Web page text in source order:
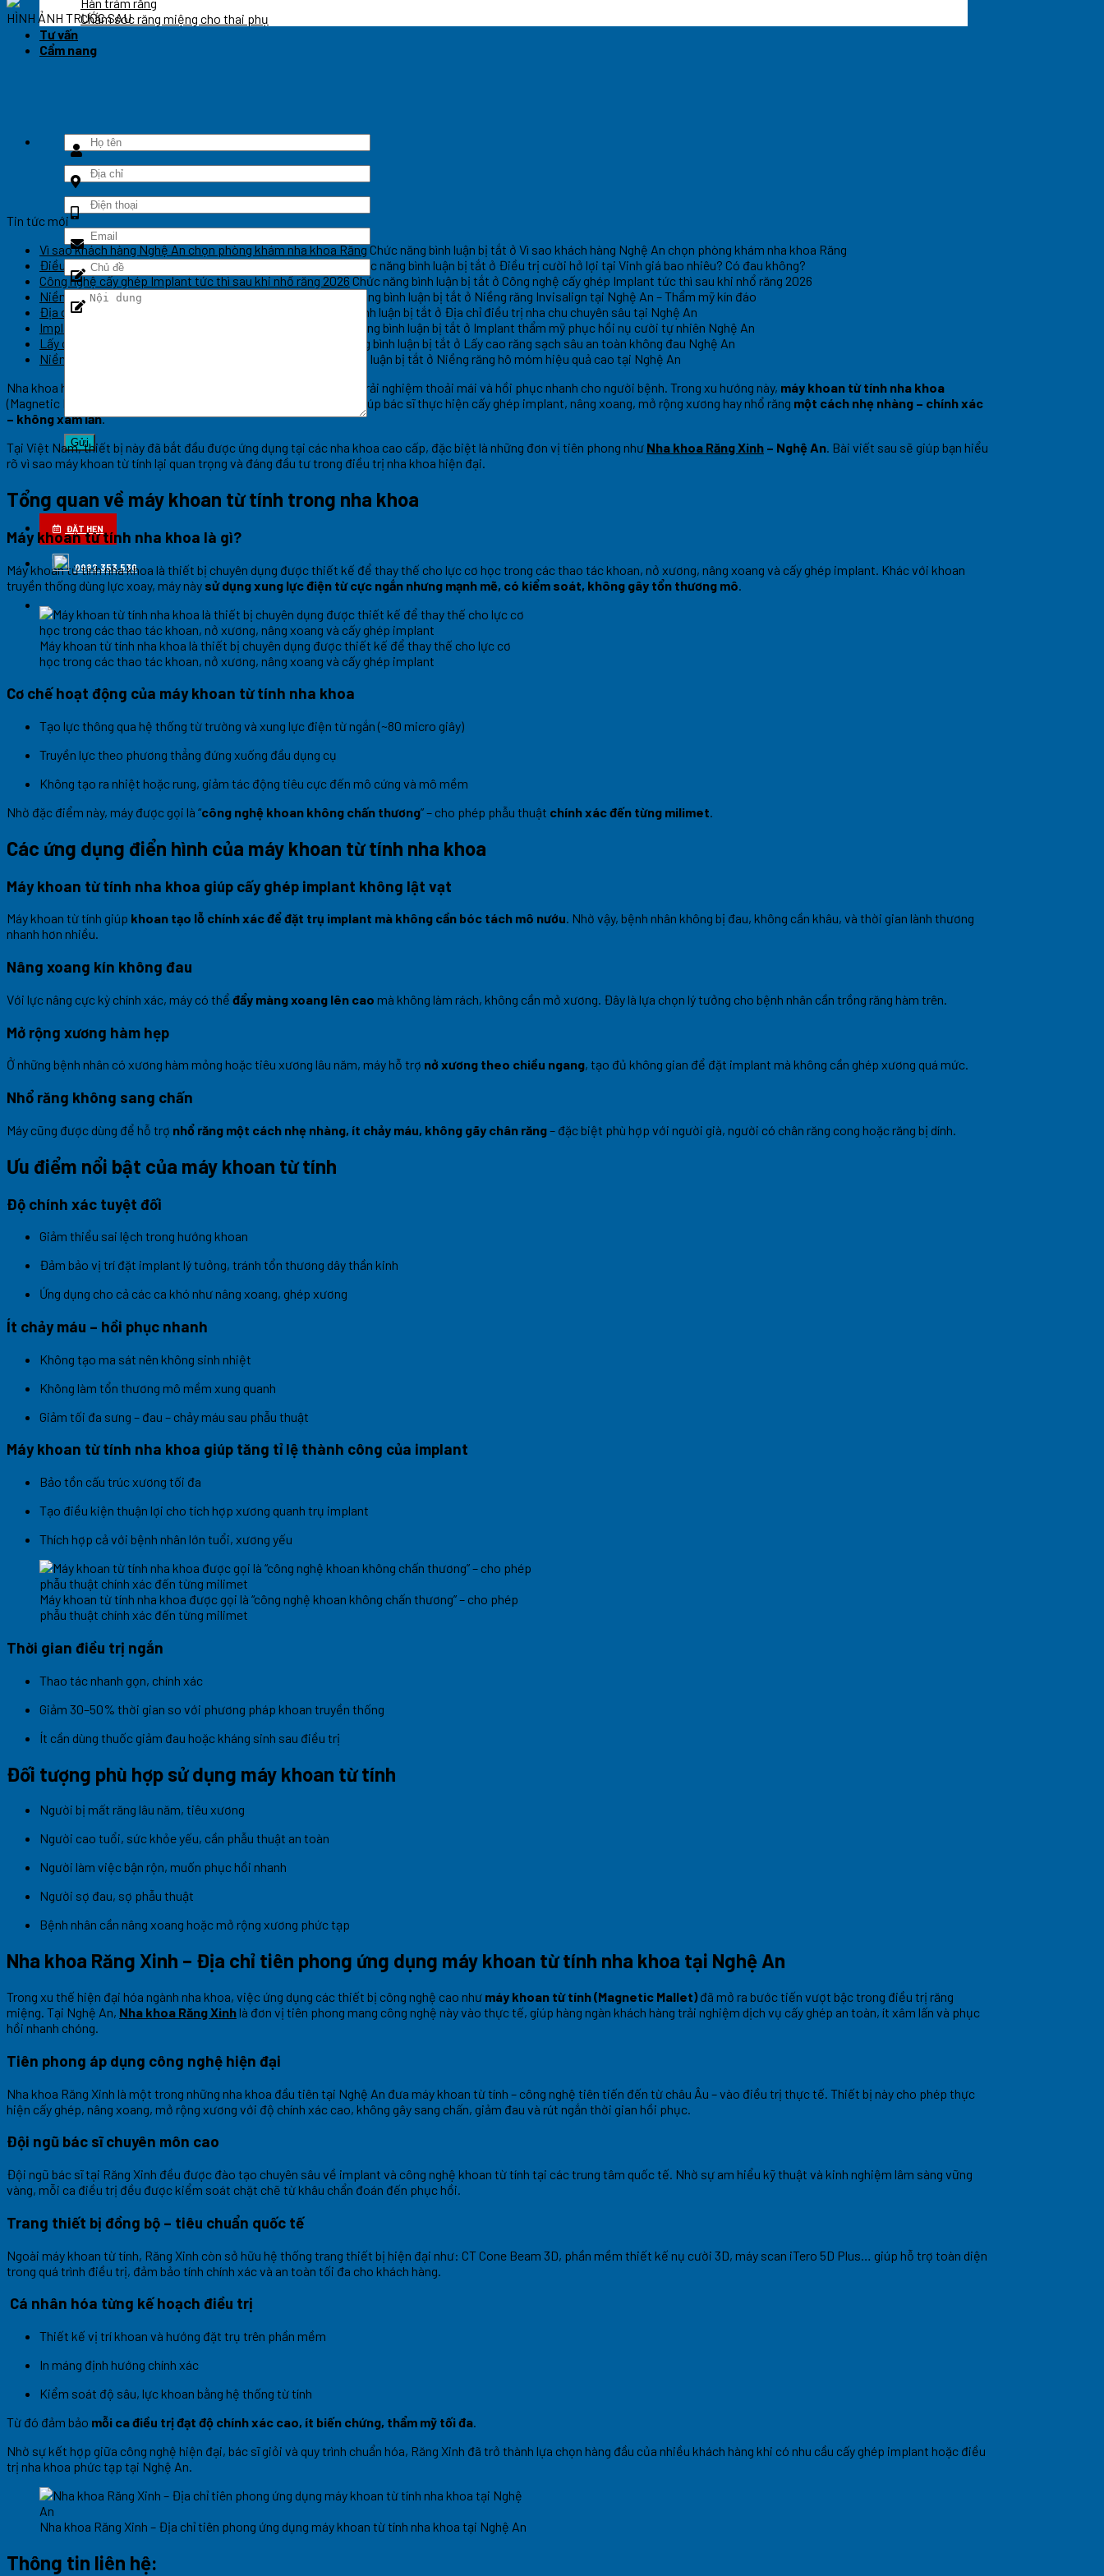
Chăm sóc răng miệng cho thai phụ
Tư vấn
Cẩm nang
ĐẶT HẸN
0982.353.536
HÌNH ẢNH TRƯỚC SAU
Tin tức mới
Vì sao khách hàng Nghệ An chọn phòng khám nha khoa RăngChức năng bình luận bị tắt ở Vì sao khách hàng Nghệ An chọn phòng khám nha khoa Răng
Điều trị cười hở lợi tại Vinh giá bao nhiêu? Có đau không?Chức năng bình luận bị tắt ở Điều trị cười hở lợi tại Vinh giá bao nhiêu? Có đau không?
Công nghệ cấy ghép Implant tức thì sau khi nhổ răng 2026Chức năng bình luận bị tắt ở Công nghệ cấy ghép Implant tức thì sau khi nhổ răng 2026
Niềng răng Invisalign tại Nghệ An – Thẩm mỹ kín đáo
Chức năng bình luận bị tắt ở Niềng răng Invisalign tại Nghệ An – Thẩm mỹ kín đáo
Địa chỉ điều trị nha chu chuyên sâu tại Nghệ An
Chức năng bình luận bị tắt ở Địa chỉ điều trị nha chu chuyên sâu tại Nghệ An
Implant thẩm mỹ phục hồi nụ cười tự nhiên Nghệ An
Chức năng bình luận bị tắt ở Implant thẩm mỹ phục hồi nụ cười tự nhiên Nghệ An
Lấy cao răng sạch sâu an toàn không đau Nghệ An
Chức năng bình luận bị tắt ở Lấy cao răng sạch sâu an toàn không đau Nghệ An
Niềng răng hô móm hiệu quả cao tại Nghệ An
Chức năng bình luận bị tắt ở Niềng răng hô móm hiệu quả cao tại Nghệ An
Nha khoa hiện đại không chỉ dừng lại ở điều trị mà còn hướng đến trải nghiệm thoải mái và hồi phục nhanh cho người bệnh. Trong xu hướng này, máy khoan từ tính nha khoa
(Magnetic Mallet) được xem là một bước tiến công nghệ đột phá, giúp bác sĩ thực hiện cấy ghép implant, nâng xoang, mở rộng xương hay nhổ răng một cách nhẹ nhàng – chính xác
– không xâm lấn.
Tại Việt Nam, thiết bị này đã bắt đầu được ứng dụng tại các nha khoa cao cấp, đặc biệt là những đơn vị tiên phong như Nha khoa Răng Xinh – Nghệ An. Bài viết sau sẽ giúp bạn hiểu
rõ vì sao máy khoan từ tính lại quan trọng và đáng đầu tư trong điều trị nha khoa hiện đại.
Tổng quan về máy khoan từ tính trong nha khoa
Máy khoan từ tính nha khoa là gì?
Máy khoan từ tính nha khoa là thiết bị chuyên dụng được thiết kế để thay thế cho lực cơ học trong các thao tác khoan, nở xương, nâng xoang và cấy ghép implant. Khác với khoan
truyền thống dùng lực xoay, máy này sử dụng xung lực điện từ cực ngắn nhưng mạnh mẽ, có kiểm soát, không gây tổn thương mô
Máy khoan từ tính nha khoa là thiết bị chuyên dụng được thiết kế để thay thế cho lực cơ
học trong các thao tác khoan, nở xương, nâng xoang và cấy ghép implant
Cơ chế hoạt động của máy khoan từ tính nha khoa
Tạo lực thông qua hệ thống từ trường và xung lực điện từ ngắn (~80 micro giây)
Truyền lực theo phương thẳng đứng xuống đầu dụng cụ
Không tạo ra nhiệt hoặc rung, giảm tác động tiêu cực đến mô cứng và mô mềm
Nhờ đặc điểm này, máy được gọi là “công nghệ khoan không chấn thương” – cho phép phẫu thuật chính xác đến từng milimet.
Các ứng dụng điển hình của máy khoan từ tính nha khoa
Máy khoan từ tính nha khoa giúp cấy ghép implant không lật vạt
Máy khoan từ tính giúp khoan tạo lỗ chính xác để đặt trụ implant mà không cần bóc tách mô nướu. Nhờ vậy, bệnh nhân không bị đau, không cần khâu, và thời gian lành thương
nhanh hơn nhiều.
Nâng xoang kín không đau
Với lực nâng cực kỳ chính xác, máy có thể đẩy màng xoang lên cao mà không làm rách, không cần mở xương. Đây là lựa chọn lý tưởng cho bệnh nhân cần trồng răng hàm trên.
Mở rộng xương hàm hẹp
Ở những bệnh nhân có xương hàm mỏng hoặc tiêu xương lâu năm, máy hỗ trợ nở xương theo chiều ngang, tạo đủ không gian để đặt implant mà không cần ghép xương quá mức.
Nhổ răng không sang chấn
Máy cũng được dùng để hỗ trợ nhổ răng một cách nhẹ nhàng, ít chảy máu, không gãy chân răng– đặc biệt phù hợp với người già, người có chân răng cong hoặc răng bị dính.
Ưu điểm nổi bật của máy khoan từ tính
Độ chính xác tuyệt đối
Giảm thiểu sai lệch trong hướng khoan
Đảm bảo vị trí đặt implant lý tưởng, tránh tổn thương dây thần kinh
Ứng dụng cho cả các ca khó như nâng xoang, ghép xương
Ít chảy máu – hồi phục nhanh
Không tạo ma sát nên không sinh nhiệt
Không làm tổn thương mô mềm xung quanh
Giảm tối đa sưng – đau – chảy máu sau phẫu thuật
Máy khoan từ tính nha khoa giúp tăng tỉ lệ thành công của implant
Bảo tồn cấu trúc xương tối đa
Tạo điều kiện thuận lợi cho tích hợp xương quanh trụ implant
Thích hợp cả với bệnh nhân lớn tuổi, xương yếu
Máy khoan từ tính nha khoa được gọi là “công nghệ khoan không chấn thương” – cho phép
phẫu thuật chính xác đến từng milimet
Thời gian điều trị ngắn
Thao tác nhanh gọn, chính xác
Giảm 30–50% thời gian so với phương pháp khoan truyền thống
Ít cần dùng thuốc giảm đau hoặc kháng sinh sau điều trị
Đối tượng phù hợp sử dụng máy khoan từ tính
Người bị mất răng lâu năm, tiêu xương
Người cao tuổi, sức khỏe yếu, cần phẫu thuật an toàn
Người làm việc bận rộn, muốn phục hồi nhanh
Người sợ đau, sợ phẫu thuật
Bệnh nhân cần nâng xoang hoặc mở rộng xương phức tạp
Nha khoa Răng Xinh – Địa chỉ tiên phong ứng dụng máy khoan từ tính nha khoa tại Nghệ An
Trong xu thế hiện đại hóa ngành nha khoa, việc ứng dụng các thiết bị công nghệ cao như máy khoan từ tính (Magnetic Mallet)đã mở ra bước tiến vượt bậc trong điều trị răng
miệng. Tại Nghệ An, Nha khoa Răng Xinhlà đơn vị tiên phong mang công nghệ này vào thực tế, giúp hàng ngàn khách hàng trải nghiệm dịch vụ cấy ghép an toàn, ít xâm lấn và phục
hồi nhanh chóng.
Tiên phong áp dụng công nghệ hiện đại
Nha khoa Răng Xinh là một trong những nha khoa đầu tiên tại Nghệ An đưa máy khoan từ tính – công nghệ tiên tiến đến từ châu Âu – vào điều trị thực tế. Thiết bị này cho phép thực
hiện cấy ghép, nâng xoang, mở rộng xương với độ chính xác cao, không gây sang chấn, giảm đau và rút ngắn thời gian hồi phục.
Đội ngũ bác sĩ chuyên môn cao
Đội ngũ bác sĩ tại Răng Xinh đều được đào tạo chuyên sâu về implant và công nghệ khoan từ tính tại các trung tâm quốc tế. Nhờ sự am hiểu kỹ thuật và kinh nghiệm lâm sàng vững
vàng, mỗi ca điều trị đều được kiểm soát chặt chẽ từ khâu chẩn đoán đến phục hồi.
Trang thiết bị đồng bộ – tiêu chuẩn quốc tế
Ngoài máy khoan từ tính, Răng Xinh còn sở hữu hệ thống trang thiết bị hiện đại như: CT Cone Beam 3D, phần mềm thiết kế nụ cười 3D, máy scan iTero 5D Plus… giúp hỗ trợ toàn diện
trong quá trình điều trị, đảm bảo tính chính xác và an toàn tối đa cho khách hàng.
Cá nhân hóa từng kế hoạch điều trị
Thiết kế vị trí khoan và hướng đặt trụ trên phần mềm
In máng định hướng chính xác
Kiểm soát độ sâu, lực khoan bằng hệ thống từ tính
Từ đó đảm bảo mỗi ca điều trị đạt độ chính xác cao, ít biến chứng, thẩm mỹ tối đa.
Nhờ sự kết hợp giữa công nghệ hiện đại, bác sĩ giỏi và quy trình chuẩn hóa, Răng Xinh đã trở thành lựa chọn hàng đầu của nhiều khách hàng khi có nhu cầu cấy ghép implant hoặc điều
trị nha khoa phức tạp tại Nghệ An.
Nha khoa Răng Xinh – Địa chỉ tiên phong ứng dụng máy khoan từ tính nha khoa tại Nghệ An
Thông tin liên hệ: